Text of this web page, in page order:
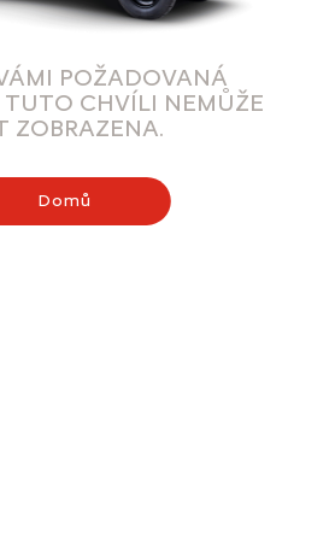
POŽADOVANÁ
TUTO CHVÍLI NEMŮŽE
ZOBRAZENA.
Domů